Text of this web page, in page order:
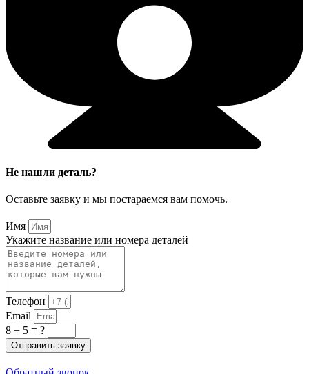
Не нашли деталь?
Оставьте заявку и мы постараемся вам помочь.
Имя
Укажите название или номера деталей
Телефон
Email
8 + 5 = ?
Отправить заявку